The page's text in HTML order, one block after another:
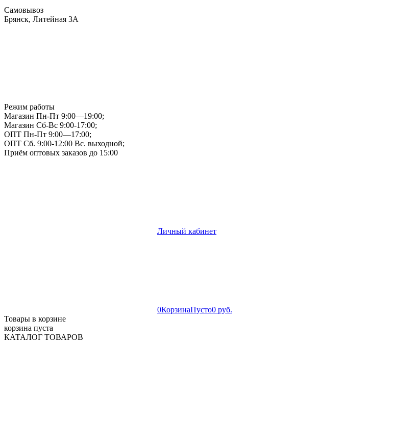
Самовывоз
Брянск, Литейная 3А
Режим работы
Магазин Пн-Пт 9:00—19:00;
Магазин Сб-Вс 9:00-17:00;
ОПТ Пн-Пт 9:00—17:00;
ОПТ Сб. 9:00-12:00 Вс. выходной;
Приём оптовых заказов до 15:00
Личный кабинет
0КорзинаПусто0 руб.
Товары в корзине
корзина пуста
КАТАЛОГ ТОВАРОВ